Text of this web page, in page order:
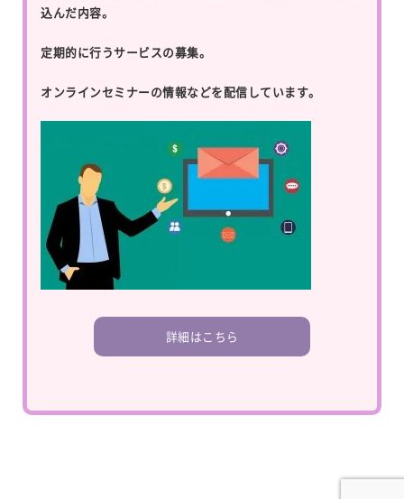
込んだ内容。
定期的に行うサービスの募集。
オンラインセミナーの情報などを配信しています。
詳細はこちら